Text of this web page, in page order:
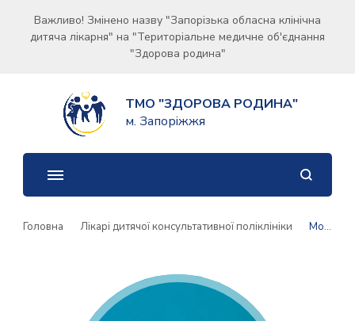
Важливо! Змінено назву "Запорізька обласна клінічна
дитяча лікарня" на "Територіальне медичне об'єднання
"Здорова родина"
ТМО "ЗДОРОВА РОДИНА"
м. Запоріжжя
Головна Лікарі дитячої консультативної поліклініки Морока Тетяна Федорівна